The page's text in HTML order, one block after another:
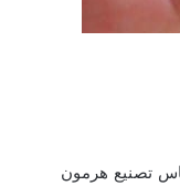
تصنيع هرمون